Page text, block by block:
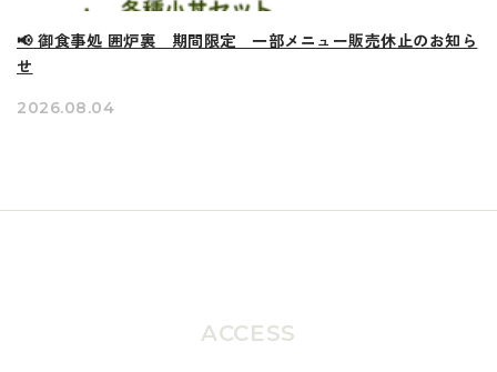
📢 御食事処 囲炉裏 期間限定 一部メニュー販売休止のお知ら
せ
2026.08.04
ACCESS